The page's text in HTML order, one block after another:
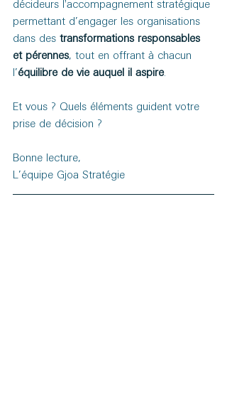
décideurs l'accompagnement stratégique
permettant d’engager les organisations
dans des transformations responsables
et pérennes, tout en offrant à chacun
l’équilibre de vie auquel il aspire.
Et vous ? Quels éléments guident votre
prise de décision ?
Bonne lecture,
L’équipe Gjoa Stratégie